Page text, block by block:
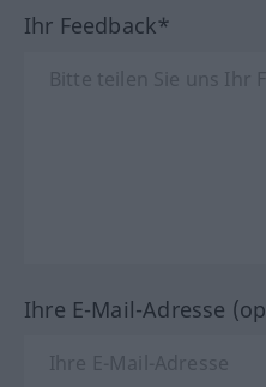
Ihr Feedback*
Ihre E-Mail-Adresse